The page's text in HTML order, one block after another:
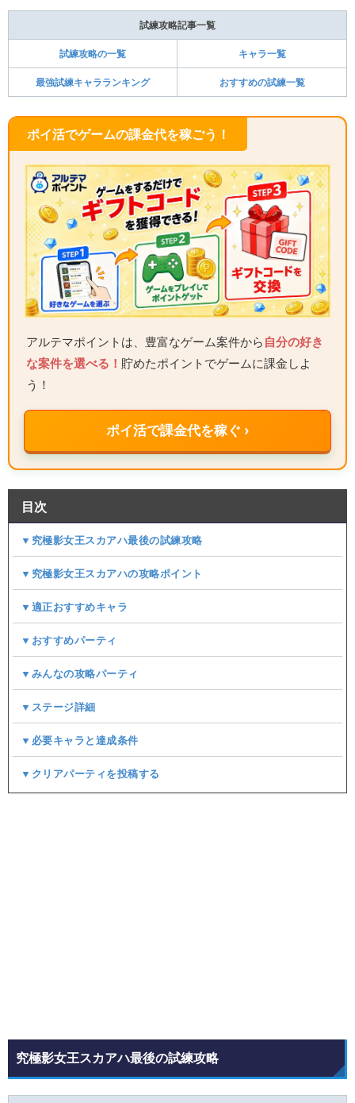
試練攻略記事一覧
試練攻略の一覧 キャラ一覧
最強試練キャラランキング おすすめの試練一覧
ポイ活でゲームの課金代を稼ごう！
アルテマポイントは、豊富なゲーム案件から 自分の好き
な案件を選べる！ 貯めたポイントでゲームに課金しよ
う！
ポイ活で課金代を稼ぐ ›
目次
▼究極影女王スカアハ最後の試練攻略
▼究極影女王スカアハの攻略ポイント
▼適正おすすめキャラ
▼おすすめパーティ
▼みんなの攻略パーティ
▼ステージ詳細
▼必要キャラと達成条件
▼クリアパーティを投稿する
究極影女王スカアハ最後の試練攻略